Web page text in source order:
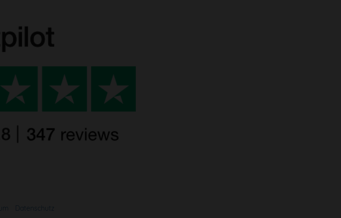
Datenschutz